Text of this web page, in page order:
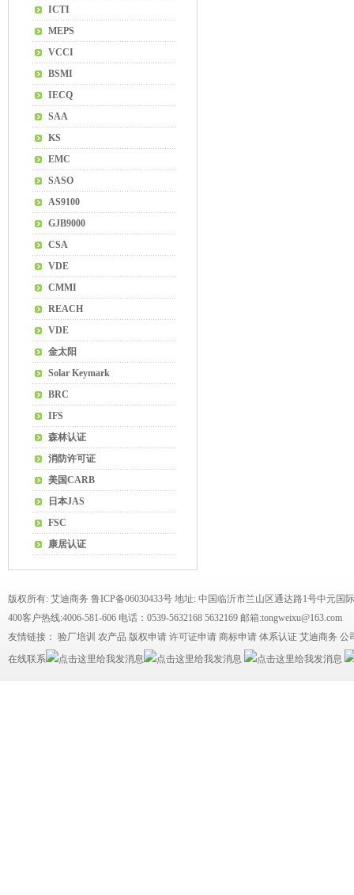
ICTI
MEPS
VCCI
BSMI
IECQ
SAA
KS
EMC
SASO
AS9100
GJB9000
CSA
VDE
CMMI
REACH
VDE
金太阳
Solar Keymark
BRC
IFS
森林认证
消防许可证
美国CARB
日本JAS
FSC
康居认证
版权所有: 艾迪商务 鲁ICP备06030433号 地址: 中国临沂市兰山区通达路1号中元国
400客户热线:4006-581-606 电话：0539-5632168 5632169 邮箱:tongweixu@163.com
友情链接： 验厂培训 农产品 版权申请 许可证申请 商标申请 体系认证 艾迪商务 公
在线联系